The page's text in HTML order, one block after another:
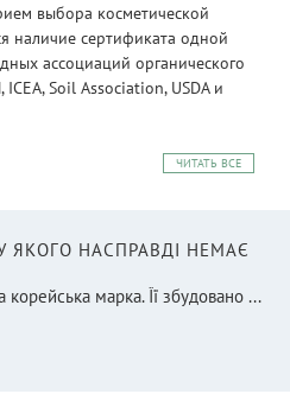
выбора косметической
наличие сертификата одной
ассоциаций органического
ICEA, Soil Association, USDA и
ЧИТАТЬ ВСЕ
У ЯКОГО НАСПРАВДІ НЕМАЄ
марка. Її збудовано ...